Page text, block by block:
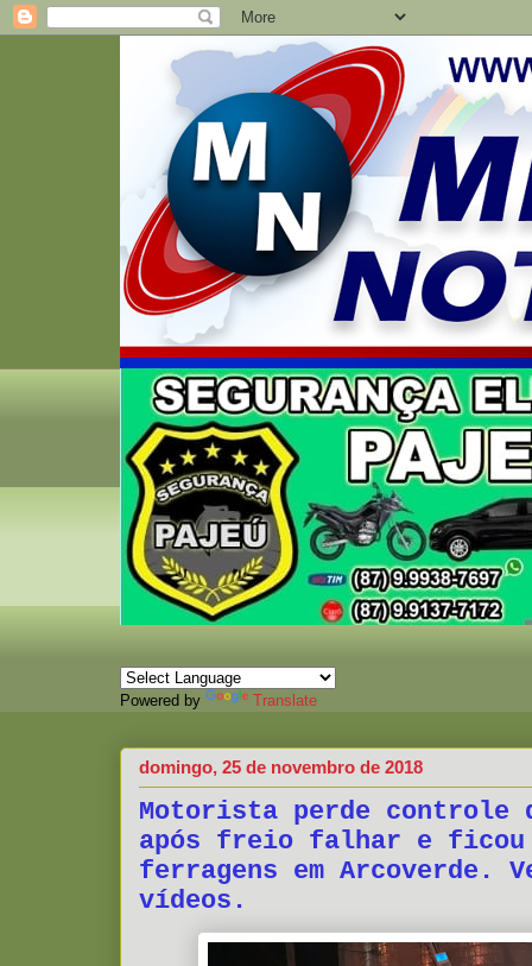
Powered by Translate
domingo, 25 de novembro de 2018
Motorista perde controle
após freio falhar e ficou
ferragens em Arcoverde.
vídeos.